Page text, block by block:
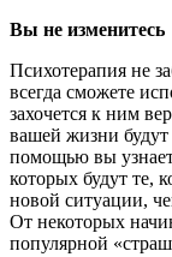
Вы не изменитесь
Психотерапия не
всегда сможете
захочется к ним
вашей жизни будут
помощью вы
которых будут те,
новой ситуации,
От некоторых
популярной